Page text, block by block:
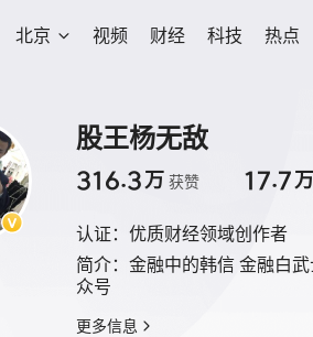
北京 视频 财经 科技 热点
股王杨无敌
316.3万 获赞 17.7万
认证： 优质财经领域创作者
简介： 金融中的韩信 金融白
众号
更多信息